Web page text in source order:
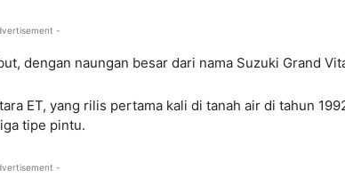
-
dengan naungan besar dari nama Suzuki Grand
ET, yang rilis pertama kali di tanah air di tahun
tipe pintu.
-